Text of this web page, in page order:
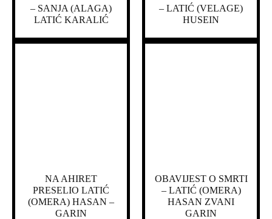
– SANJA (ALAGA)
LATIĆ KARALIĆ
– LATIĆ (VELAGE)
HUSEIN
NA AHIRET
PRESELIO LATIĆ
(OMERA) HASAN –
GARIN
OBAVIJEST O SMRTI
– LATIĆ (OMERA)
HASAN ZVANI
GARIN